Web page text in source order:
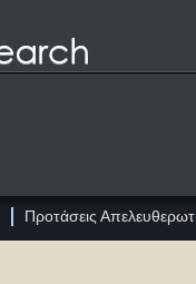
Προτάσεις